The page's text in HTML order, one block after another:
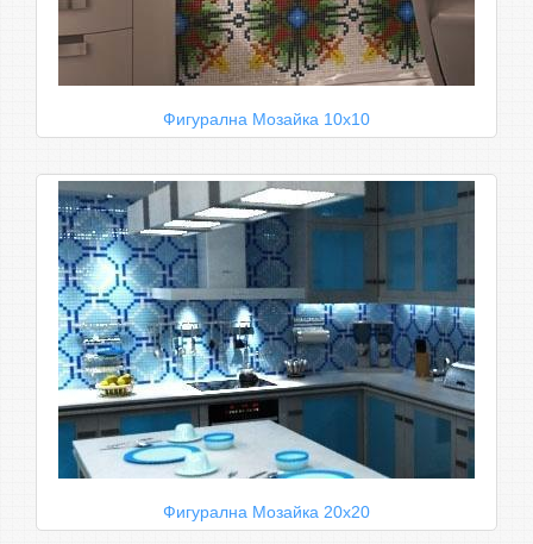
Фигурална Мозайка 10х10
Фигурална Мозайка 20х20